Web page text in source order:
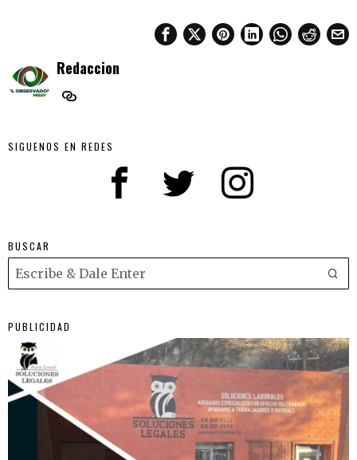
Redaccion
SIGUENOS EN REDES
BUSCAR
PUBLICIDAD